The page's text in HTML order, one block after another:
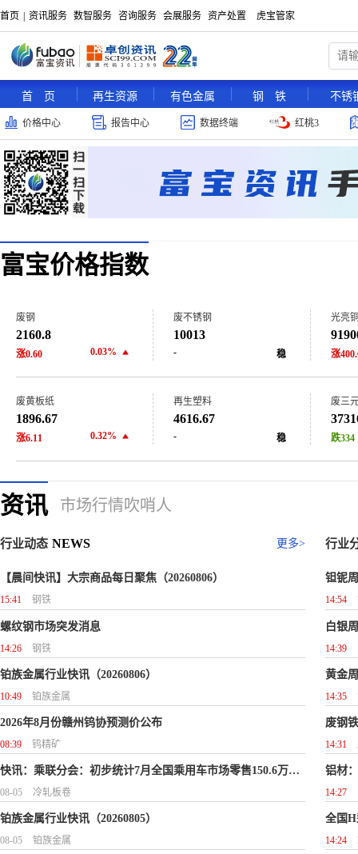
首页 资讯服务 数智服务 咨询服务 会展服务 资产处置 虎宝管家
首 页 再生资源 有色金属 钢 铁 不锈
价格中心 报告中心 数据终端 红桃3
富宝价格指数
废钢
2160.8
涨0.60 0.03%
废不锈钢
10013
- 稳
光亮
涨
废黄板纸
1896.67
涨6.11 0.32%
再生塑料
4616.67
- 稳
废三
跌334
资讯 市场行情吹哨人
行业动态 NEWS 更多>
【晨间快讯】大宗商品每日聚焦（20260806）
15:41 钢铁
螺纹钢市场突发消息
14:26 钢铁
铂族金属行业快讯（20260806）
10:49 铂族金属
2026年8月份赣州钨协预测价公布
08:39 钨精矿
快讯：乘联分会：初步统计7月全国乘用车市场零售150.6万辆 同比下降18%
08-05 冷轧板卷
铂族金属行业快讯（20260805）
08-05 铂族金属
行业
钽铌
14:54
14:39
14:35
废钢
14:31
铝材
14:27
全国H
14:24